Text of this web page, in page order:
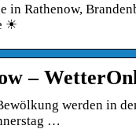
in Rathenow,
☀
–
werden in
…